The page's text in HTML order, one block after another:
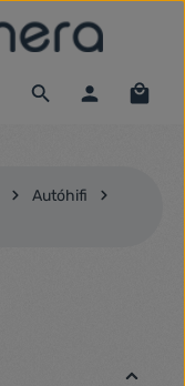
Autóhifi